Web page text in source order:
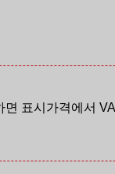
표시가격에서